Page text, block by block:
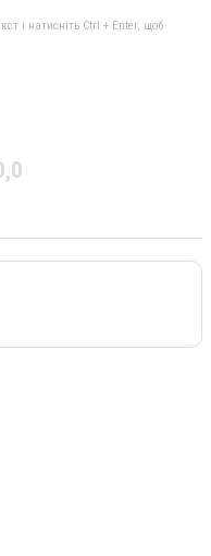
і натисніть Ctrl + Enter, щоб